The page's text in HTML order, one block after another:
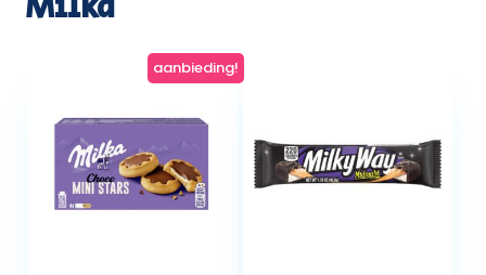
aanbieding!